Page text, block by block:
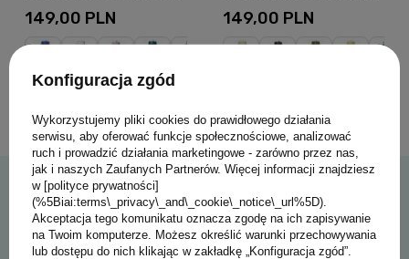
ustnik 690 ml, Lagoon
149,00 PLN
termos ze stali
nierdzewnej 1l Lagoon
149,00 PLN
Polecamy
NASZ BESTSELLER
Konfiguracja zgód
Wykorzystujemy pliki cookies do prawidłowego działania
serwisu, aby oferować funkcje społecznościowe, analizować
ruch i prowadzić działania marketingowe - zarówno przez nas,
jak i naszych Zaufanych Partnerów. Więcej informacji znajdziesz
w [polityce prywatności]
(%5Biai:terms\_privacy\_and\_cookie\_notice\_url%5D).
Akceptacja tego komunikatu oznacza zgodę na ich zapisywanie
na Twoim komputerze. Możesz określić warunki przechowywania
lub dostępu do nich klikając w zakładkę „Konfiguracja zgód”.